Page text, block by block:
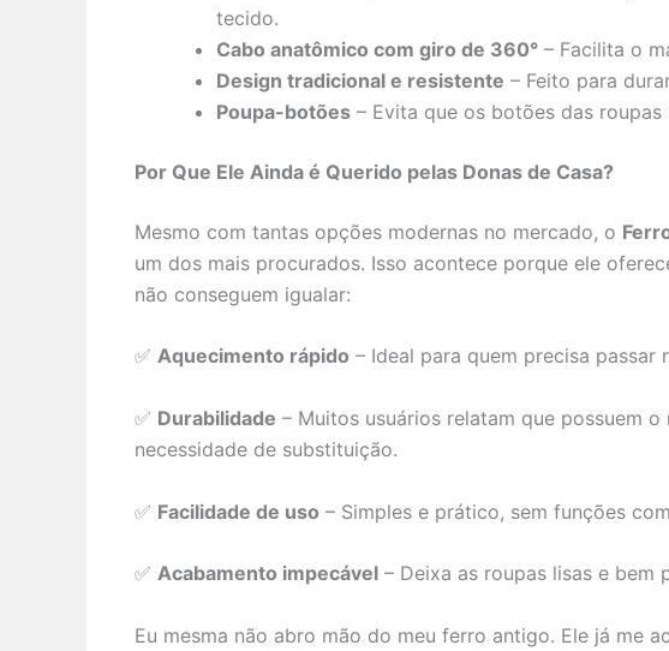
tecido.
Cabo anatômico com giro de 360° – Facilita o
Design tradicional e resistente – Feito para
Poupa-botões – Evita que os botões das
Por Que Ele Ainda é Querido pelas Donas de Casa?
Mesmo com tantas opções modernas no mercado, o
um dos mais procurados. Isso acontece porque ele
não conseguem igualar:
✅ Aquecimento rápido – Ideal para quem precisa
✅ Durabilidade – Muitos usuários relatam que possuem
necessidade de substituição.
✅ Facilidade de uso – Simples e prático, sem funções
✅ Acabamento impecável – Deixa as roupas lisas e bem
Eu mesma não abro mão do meu ferro antigo. Ele já me